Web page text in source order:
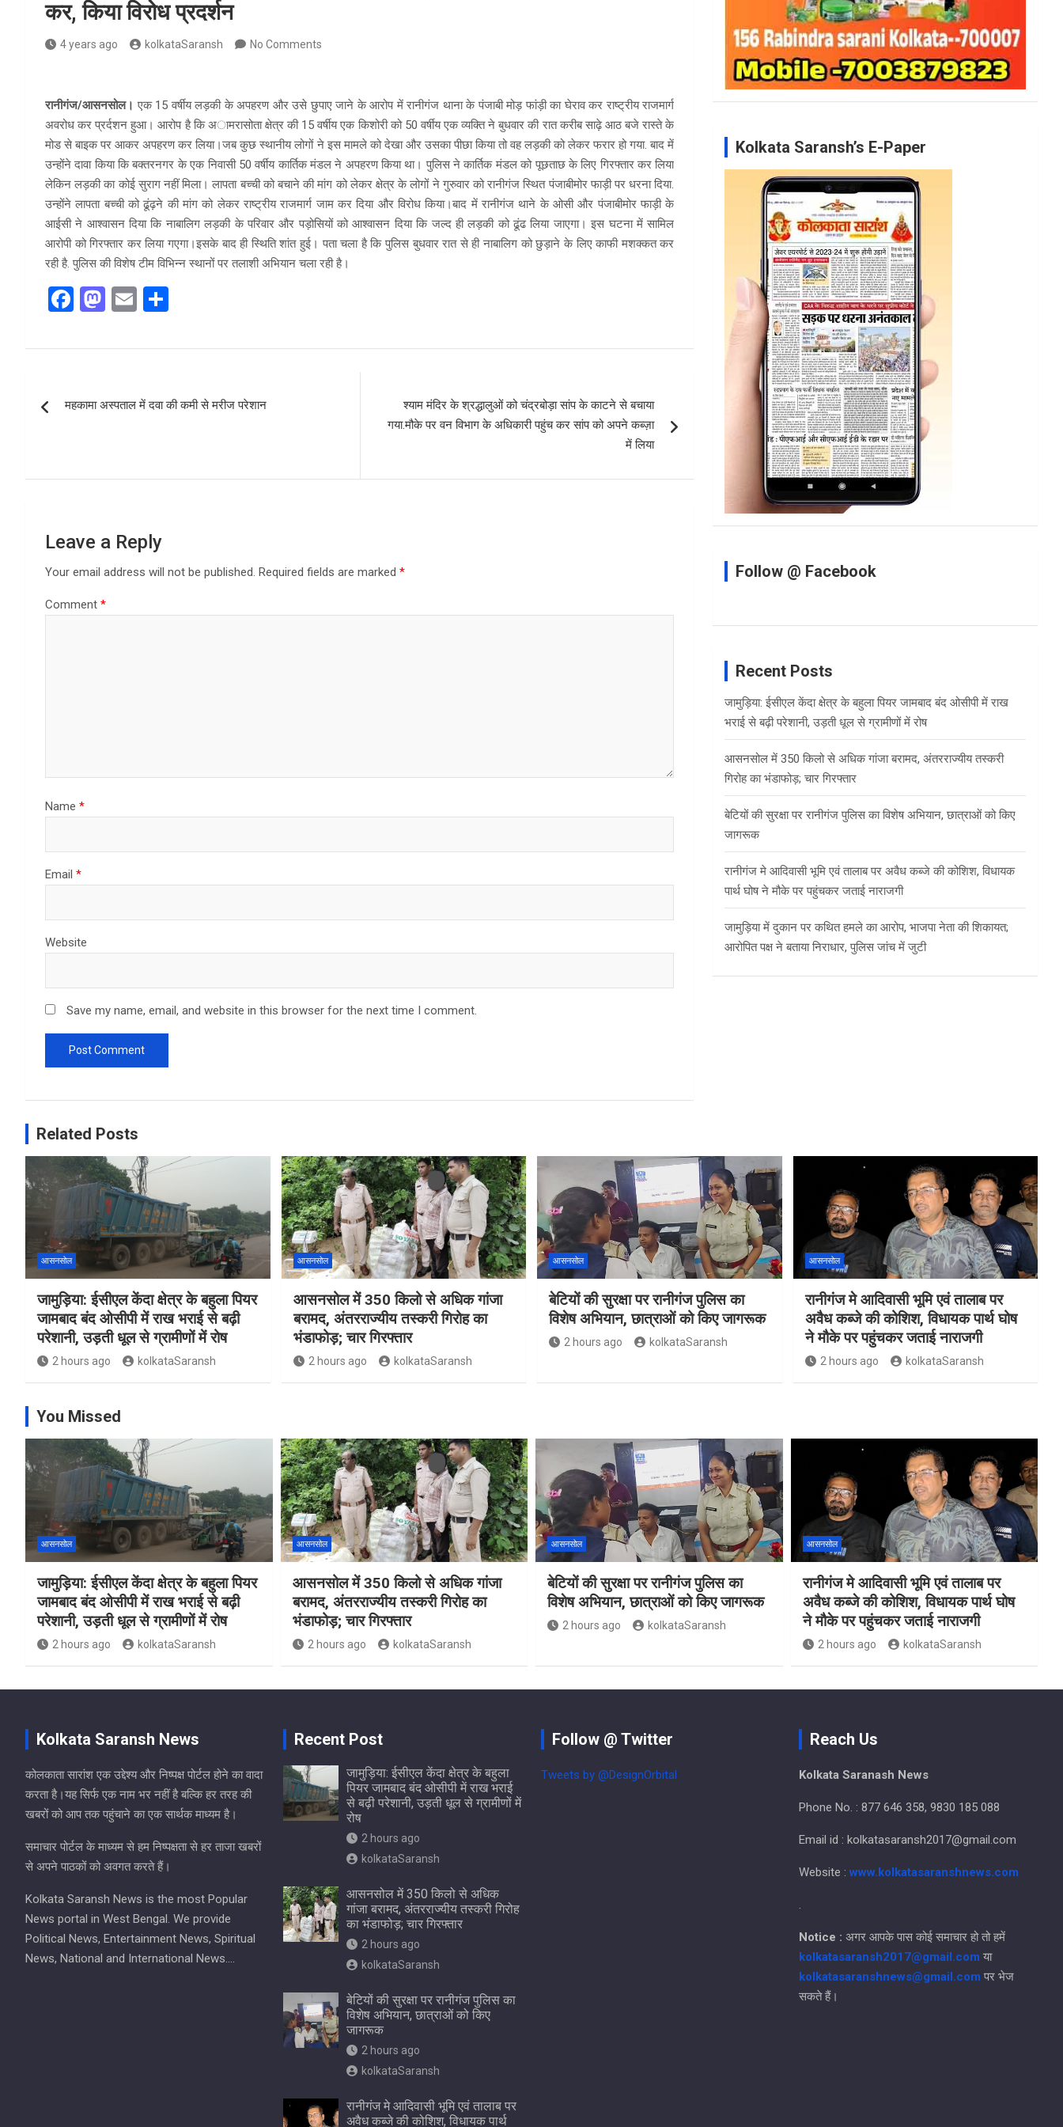
कर, किया विरोध प्रदर्शन
4 years ago kolkataSaransh No Comments
रानीगंज/आसनसोल। एक 15 वर्षीय लड़की के अपहरण और उसे छुपाए जाने के आरोप में रानीगंज थाना के पंजाबी मोड़ फांड़ी का घेराव कर राष्ट्रीय राजमार्ग
अवरोध कर प्रर्दशन हुआ। आरोप है कि अामरासोता क्षेत्र की 15 वर्षीय एक किशोरी को 50 वर्षीय एक व्यक्ति ने बुधवार की रात करीब साढ़े आठ बजे रास्ते के
मोड से बाइक पर आकर अपहरण कर लिया।जब कुछ स्थानीय लोगों ने इस मामले को देखा और उसका पीछा किया तो वह लड़की को लेकर फरार हो गया. बाद में
उन्होंने दावा किया कि बक्तरनगर के एक निवासी 50 वर्षीय कार्तिक मंडल ने अपहरण किया था। पुलिस ने कार्तिक मंडल को पूछताछ के लिए गिरफ्तार कर लिया
लेकिन लड़की का कोई सुराग नहीं मिला। लापता बच्ची को बचाने की मांग को लेकर क्षेत्र के लोगों ने गुरुवार को रानीगंज स्थित पंजाबीमोर फाड़ी पर धरना दिया.
उन्होंने लापता बच्ची को ढूंढ़ने की मांग को लेकर राष्ट्रीय राजमार्ग जाम कर दिया और विरोध किया।बाद में रानीगंज थाने के ओसी और पंजाबीमोर फाड़ी के
आईसी ने आश्वासन दिया कि नाबालिग लड़की के परिवार और पड़ोसियों को आश्वासन दिया कि जल्द ही लड़की को ढूंढ लिया जाएगा। इस घटना में सामिल
आरोपी को गिरफ्तार कर लिया गएगा।इसके बाद ही स्थिति शांत हुई। पता चला है कि पुलिस बुधवार रात से ही नाबालिग को छुड़ाने के लिए काफी मशक्कत कर
रही है. पुलिस की विशेष टीम विभिन्न स्थानों पर तलाशी अभियान चला रही है।
F
ce
o
M
st
d
E
ail ar
navigation
महकामा अस्पताल में दवा की कमी से मरीज परेशान
श्याम मंदिर के श्रद्धालुओं को चंद्रबोड़ा सांप के काटने से बचाया
गया.मौके पर वन विभाग के अधिकारी पहुंच कर सांप को अपने कब्ज़ा
में लिया
Leave a Reply
Your email address will not be published. Required fields are marked *
Comment *
Name *
Email *
Website
Save my name, email, and website in this browser for the next time I comment.
Kolkata Saransh’s E-Paper
Follow @ Facebook
Recent Posts
जामुड़िया: ईसीएल केंदा क्षेत्र के बहुला पियर जामबाद बंद ओसीपी में राख
भराई से बढ़ी परेशानी, उड़ती धूल से ग्रामीणों में रोष
आसनसोल में 350 किलो से अधिक गांजा बरामद, अंतरराज्यीय तस्करी
गिरोह का भंडाफोड़; चार गिरफ्तार
बेटियों की सुरक्षा पर रानीगंज पुलिस का विशेष अभियान, छात्राओं को किए
जागरूक
रानीगंज मे आदिवासी भूमि एवं तालाब पर अवैध कब्जे की कोशिश, विधायक
पार्थ घोष ने मौके पर पहुंचकर जताई नाराजगी
जामुड़िया में दुकान पर कथित हमले का आरोप, भाजपा नेता की शिकायत;
आरोपित पक्ष ने बताया निराधार, पुलिस जांच में जुटी
Related Posts
आसनसोल
जामुड़िया: ईसीएल केंदा क्षेत्र के बहुला पियर
जामबाद बंद ओसीपी में राख भराई से बढ़ी
परेशानी, उड़ती धूल से ग्रामीणों में रोष
2 hours ago kolkataSaransh
आसनसोल
आसनसोल में 350 किलो से अधिक गांजा
बरामद, अंतरराज्यीय तस्करी गिरोह का
भंडाफोड़; चार गिरफ्तार
2 hours ago kolkataSaransh
आसनसोल
बेटियों की सुरक्षा पर रानीगंज पुलिस का
विशेष अभियान, छात्राओं को किए जागरूक
2 hours ago kolkataSaransh
आसनसोल
रानीगंज मे आदिवासी भूमि एवं तालाब पर
अवैध कब्जे की कोशिश, विधायक पार्थ घोष
ने मौके पर पहुंचकर जताई नाराजगी
2 hours ago kolkataSaransh
You Missed
आसनसोल
जामुड़िया: ईसीएल केंदा क्षेत्र के बहुला पियर
जामबाद बंद ओसीपी में राख भराई से बढ़ी
परेशानी, उड़ती धूल से ग्रामीणों में रोष
2 hours ago kolkataSaransh
आसनसोल
आसनसोल में 350 किलो से अधिक गांजा
बरामद, अंतरराज्यीय तस्करी गिरोह का
भंडाफोड़; चार गिरफ्तार
2 hours ago kolkataSaransh
आसनसोल
बेटियों की सुरक्षा पर रानीगंज पुलिस का
विशेष अभियान, छात्राओं को किए जागरूक
2 hours ago kolkataSaransh
आसनसोल
रानीगंज मे आदिवासी भूमि एवं तालाब पर
अवैध कब्जे की कोशिश, विधायक पार्थ घोष
ने मौके पर पहुंचकर जताई नाराजगी
2 hours ago kolkataSaransh
Kolkata Saransh News
कोलकाता सारांश एक उद्देश्य और निष्पक्ष पोर्टल होने का वादा
करता है।यह सिर्फ एक नाम भर नहीं है बल्कि हर तरह की
खबरों को आप तक पहुंचाने का एक सार्थक माध्यम है।
समाचार पोर्टल के माध्यम से हम निष्पक्षता से हर ताजा खबरों
से अपने पाठकों को अवगत करते हैं।
Kolkata Saransh News is the most Popular
News portal in West Bengal. We provide
Political News, Entertainment News, Spiritual
News, National and International News….
Recent Post
जामुड़िया: ईसीएल केंदा क्षेत्र के बहुला
पियर जामबाद बंद ओसीपी में राख भराई
से बढ़ी परेशानी, उड़ती धूल से ग्रामीणों में
रोष
2 hours ago
kolkataSaransh
आसनसोल में 350 किलो से अधिक
गांजा बरामद, अंतरराज्यीय तस्करी गिरोह
का भंडाफोड़; चार गिरफ्तार
2 hours ago
kolkataSaransh
बेटियों की सुरक्षा पर रानीगंज पुलिस का
विशेष अभियान, छात्राओं को किए
जागरूक
2 hours ago
kolkataSaransh
रानीगंज मे आदिवासी भूमि एवं तालाब पर
अवैध कब्जे की कोशिश, विधायक पार्थ
Follow @ Twitter
Tweets by @DesignOrbital
Reach Us
Kolkata Saranash News
Phone No. : 877 646 358, 9830 185 088
Email id : kolkatasaransh2017@gmail.com
Website : www.kolkatasaranshnews.com
.
Notice : अगर आपके पास कोई समाचार हो तो हमें
kolkatasaransh2017@gmail.com या
kolkatasaranshnews@gmail.com पर भेज
सकते हैं।